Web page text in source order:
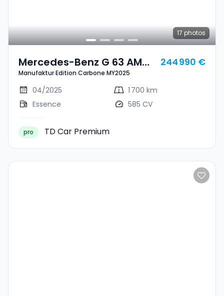
17 photos
Mercedes-Benz G 63 AMG
Manufaktur Edition
Carbone MY2025
Manufaktur Edition Carbone MY2025
244 990 €
04/2025
1 700 km
Essence
585 CV
pro TD Car Premium